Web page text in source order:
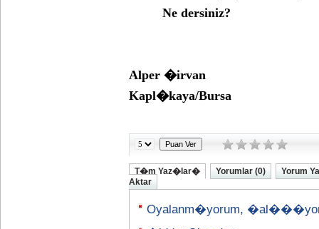
Ne dersiniz?
Alper �irvan
Kapl�kaya/Bursa
T�m Yaz�lar� Yorumlar (0)
Yorum
Aktar
Oyalanm�yorum,